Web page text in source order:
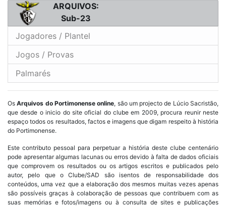
ARQUIVOS:
Sub-23
Jogadores / Plantel
Jogos / Provas
Palmarés
OsArquivos do Portimonense online, são um projecto de Lúcio Sacristão,
que desde o inicio do site oficial do clube em 2009, procura reunir neste
espaço todos os resultados, factos e imagens que digam respeito à história
do Portimonense.
Este contributo pessoal para perpetuar a história deste clube centenário
pode apresentar algumas lacunas ou erros devido à falta de dados oficiais
que comprovem os resultados ou os artigos escritos e publicados pelo
autor, pelo que o Clube/SAD são isentos de responsabilidade dos
conteúdos, uma vez que a elaboração dos mesmos muitas vezes apenas
são possíveis graças à colaboração de pessoas que contribuem com as
suas memórias e fotos/imagens ou à consulta de sites e publicações